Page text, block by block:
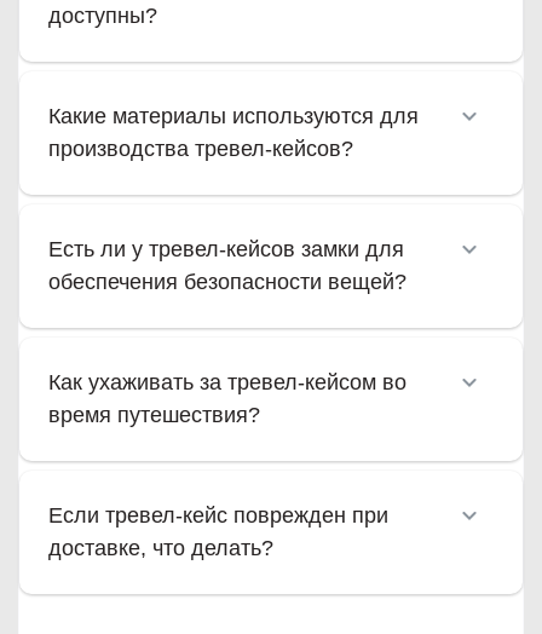
доступны?
Какие материалы используются для
производства тревел-кейсов?
Есть ли у тревел-кейсов замки для
обеспечения безопасности вещей?
Как ухаживать за тревел-кейсом во
время путешествия?
Если тревел-кейс поврежден при
доставке, что делать?